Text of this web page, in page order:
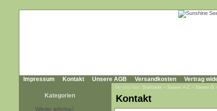
Impressum Kontakt Unsere AGB Versandkosten Vertrag
Kategorien
Wieder lieferbar!
Sie sind hier: Startseite » Samen A-Z » Samen G
Kontakt